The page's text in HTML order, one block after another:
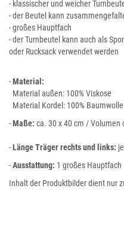
- klassischer und weicher
- der Beutel kann
- großes Hauptfach
- der Turnbeutel kann auch als
oder Rucksack verwendet werden
-Material:
Material außen: 100% Viskose
Material Kordel: 100% Baumwolle
-Maße: ca. 30 x 40 cm / Volumen
-Länge Träger rechts und links:
-Ausstattung: 1 großes Hauptfach
Inhalt der Produktbilder dient nur